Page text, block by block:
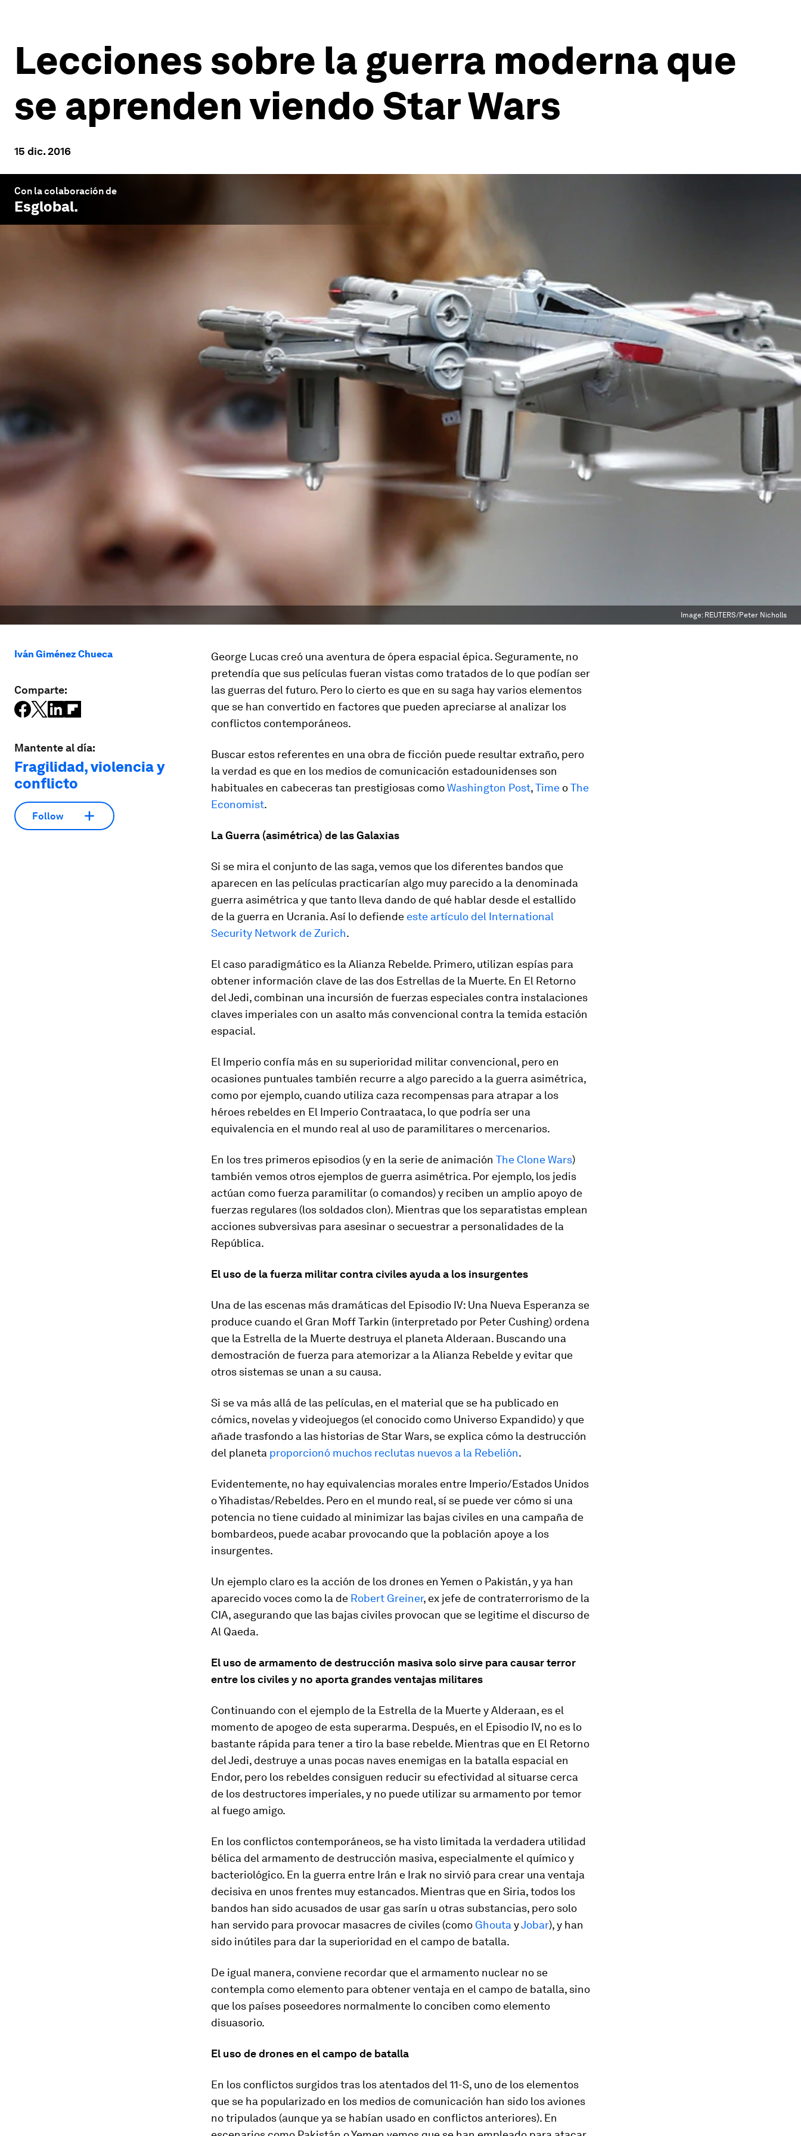
Lecciones sobre la guerra moderna que
se aprenden viendo Star Wars
15 dic. 2016
Con la colaboración de
Esglobal.
Image: REUTERS/Peter Nicholls
Iván Giménez Chueca
Comparte:
Mantente al día:
Fragilidad, violencia y
conflicto
Follow
George Lucas creó una aventura de ópera espacial épica. Seguramente, no
pretendía que sus películas fueran vistas como tratados de lo que podían ser
las guerras del futuro. Pero lo cierto es que en su saga hay varios elementos
que se han convertido en factores que pueden apreciarse al analizar los
conflictos contemporáneos.
Buscar estos referentes en una obra de ficción puede resultar extraño, pero
la verdad es que en los medios de comunicación estadounidenses son
habituales en cabeceras tan prestigiosas comoWashington Post,Time oThe
Economist.
La Guerra (asimétrica) de las Galaxias
Si se mira el conjunto de las saga, vemos que los diferentes bandos que
aparecen en las películas practicarían algo muy parecido a la denominada
guerra asimétrica y que tanto lleva dando de qué hablar desde el estallido
de la guerra en Ucrania. Así lo defiende este artículo del International
Security Network de Zurich.
El caso paradigmático es la Alianza Rebelde. Primero, utilizan espías para
obtener información clave de las dos Estrellas de la Muerte. En El Retorno
del Jedi, combinan una incursión de fuerzas especiales contra instalaciones
claves imperiales con un asalto más convencional contra la temida estación
espacial.
El Imperio confía más en su superioridad militar convencional, pero en
ocasiones puntuales también recurre a algo parecido a la guerra asimétrica,
como por ejemplo, cuando utiliza caza recompensas para atrapar a los
héroes rebeldes en El Imperio Contraataca, lo que podría ser una
equivalencia en el mundo real al uso de paramilitares o mercenarios.
En los tres primeros episodios (y en la serie de animación The Clone Wars)
también vemos otros ejemplos de guerra asimétrica. Por ejemplo, los jedis
actúan como fuerza paramilitar (o comandos) y reciben un amplio apoyo de
fuerzas regulares (los soldados clon). Mientras que los separatistas emplean
acciones subversivas para asesinar o secuestrar a personalidades de la
República.
El uso de la fuerza militar contra civiles ayuda a los insurgentes
Una de las escenas más dramáticas del Episodio IV: Una Nueva Esperanza se
produce cuando el Gran Moff Tarkin (interpretado por Peter Cushing) ordena
que la Estrella de la Muerte destruya el planeta Alderaan. Buscando una
demostración de fuerza para atemorizar a la Alianza Rebelde y evitar que
otros sistemas se unan a su causa.
Si se va más allá de las películas, en el material que se ha publicado en
cómics, novelas y videojuegos (el conocido como Universo Expandido) y que
añade trasfondo a las historias de Star Wars, se explica cómo la destrucción
del planeta proporcionó muchos reclutas nuevos a la Rebelión.
Evidentemente, no hay equivalencias morales entre Imperio/Estados Unidos
o Yihadistas/Rebeldes. Pero en el mundo real, sí se puede ver cómo si una
potencia no tiene cuidado al minimizar las bajas civiles en una campaña de
bombardeos, puede acabar provocando que la población apoye a los
insurgentes.
Un ejemplo claro es la acción de los drones en Yemen o Pakistán, y ya han
aparecido voces como la de Robert Greiner, ex jefe de contraterrorismo de la
CIA, asegurando que las bajas civiles provocan que se legitime el discurso de
Al Qaeda.
El uso de armamento de destrucción masiva solo sirve para causar terror
entre los civiles y no aporta grandes ventajas militares
Continuando con el ejemplo de la Estrella de la Muerte y Alderaan, es el
momento de apogeo de esta superarma. Después, en el Episodio IV, no es lo
bastante rápida para tener a tiro la base rebelde. Mientras que en El Retorno
del Jedi, destruye a unas pocas naves enemigas en la batalla espacial en
Endor, pero los rebeldes consiguen reducir su efectividad al situarse cerca
de los destructores imperiales, y no puede utilizar su armamento por temor
al fuego amigo.
En los conflictos contemporáneos, se ha visto limitada la verdadera utilidad
bélica del armamento de destrucción masiva, especialmente el químico y
bacteriológico. En la guerra entre Irán e Irak no sirvió para crear una ventaja
decisiva en unos frentes muy estancados. Mientras que en Siria, todos los
bandos han sido acusados de usar gas sarín u otras substancias, pero solo
han servido para provocar masacres de civiles (como Ghouta yJobar), y han
sido inútiles para dar la superioridad en el campo de batalla.
De igual manera, conviene recordar que el armamento nuclear no se
contempla como elemento para obtener ventaja en el campo de batalla, sino
que los países poseedores normalmente lo conciben como elemento
disuasorio.
El uso dedronesen el campo de batalla
En los conflictos surgidos tras los atentados del 11-S, uno de los elementos
que se ha popularizado en los medios de comunicación han sido los aviones
no tripulados (aunque ya se habían usado en conflictos anteriores). En